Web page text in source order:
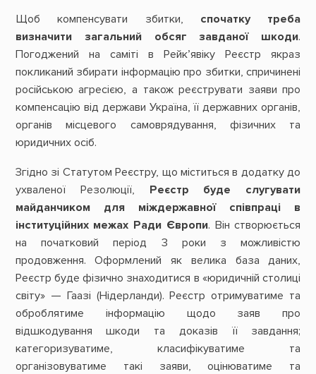
Щоб компенсувати збитки, спочатку треба
визначити загальний обсяг завданої шкоди.
Погоджений на саміті в Рейк’явіку Реєстр якраз
покликаний збирати інформацію про збитки, спричинені
російською агресією, а також реєструвати заяви про
компенсацію від держави Україна, її державних органів,
органів місцевого самоврядування, фізичних та
юридичних осіб.
Згідно зі Статутом Реєстру, що міститься в додатку до
ухваленої Резолюції, Реєстр буде слугувати
майданчиком для міждержавної співпраці в
інституційних межах Ради Європи. Він створюється
на початковий період 3 роки з можливістю
продовження. Оформлений як велика база даних,
Реєстр буде фізично знаходитися в «юридичній столиці
світу» — Гаазі (Нідерланди). Реєстр отримуватиме та
оброблятиме інформацію щодо заяв про
відшкодування шкоди та доказів її завдання;
категоризуватиме, класифікуватиме та
організовуватиме такі заяви, оцінюватиме та